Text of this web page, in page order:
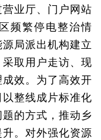
业厅、门户网站
频繁停电整治情
局派出机构建立
取用户走访、现
效。为了高效开
整线成片标准化
的方式，推动乡
。对外强化资源